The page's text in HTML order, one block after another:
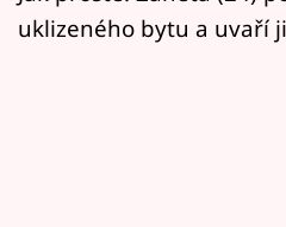
uklizeného bytu a uvaří